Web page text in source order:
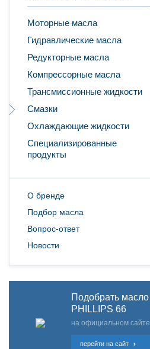
Моторные масла
Гидравлические масла
Редукторные масла
Компрессорные масла
Трансмиссионные жидкости
Смазки
Охлаждающие жидкости
Специализированные
продукты
О бренде
Подбор масла
Вопрос-ответ
Новости
Подобрать масло
PHILLIPS 66
на официальном сайте
перейти на сайт